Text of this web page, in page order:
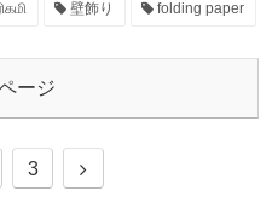
壁飾り folding paper
ージ
3